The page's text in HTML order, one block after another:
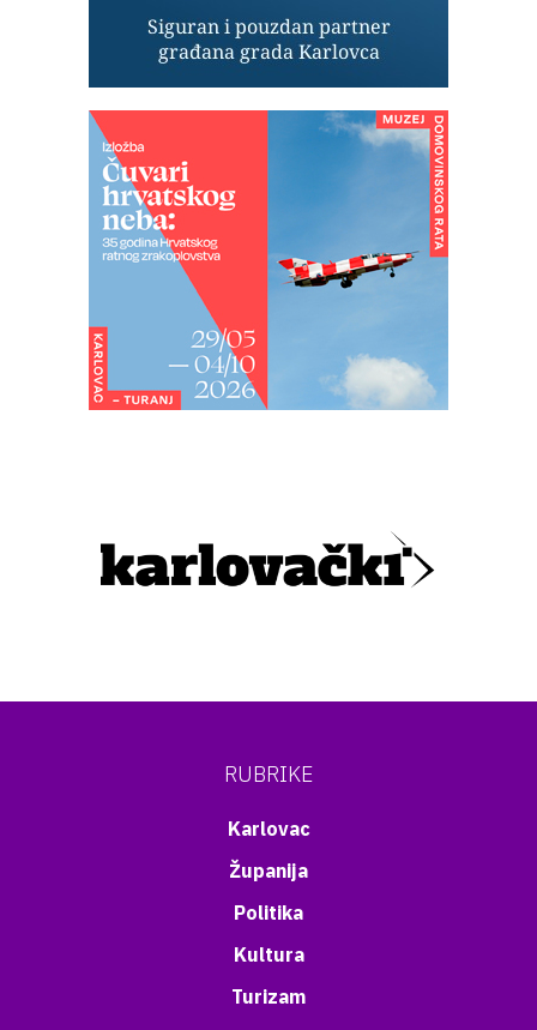
RUBRIKE
Karlovac
Županija
Politika
Kultura
Turizam